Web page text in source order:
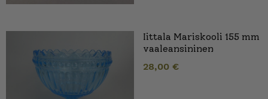
Iittala Mariskooli 155 mm
vaaleansininen
28,00 €